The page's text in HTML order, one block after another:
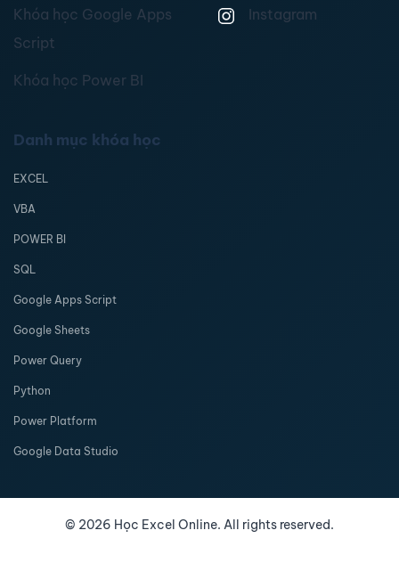
Khóa học Google Apps
Script
Khóa học Power BI
Instagram
Danh mục khóa học
EXCEL
VBA
POWER BI
SQL
Google Apps Script
Google Sheets
Power Query
Python
Power Platform
Google Data Studio
© 2026 Học Excel Online. All rights reserved.